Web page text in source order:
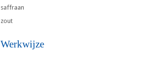
saffraan
zout
Werkwijze